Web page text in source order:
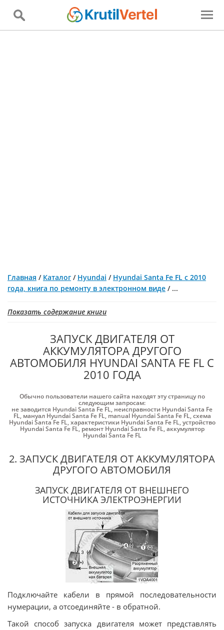
Главная / Каталог / Hyundai / Hyundai Santa Fe FL с 2010
года, книга по ремонту в электронном виде / ...
Показать содержание книги
ЗАПУСК ДВИГАТЕЛЯ ОТ
АККУМУЛЯТОРА ДРУГОГО
АВТОМОБИЛЯ HYUNDAI SANTA FE FL С
2010 ГОДА
Обычно пользователи нашего сайта находят эту страницу по
следующим запросам:
не заводится Hyundai Santa Fe FL, неисправности Hyundai Santa Fe
FL, мануал Hyundai Santa Fe FL, manual Hyundai Santa Fe FL,схема
Hyundai Santa Fe FL,характеристики Hyundai Santa Fe FL,устройство
Hyundai Santa Fe FL, ремонт Hyundai Santa Fe FL,аккумулятор
Hyundai Santa Fe FL
2. ЗАПУСК ДВИГАТЕЛЯ ОТ АККУМУЛЯТОРА
ДРУГОГО АВТОМОБИЛЯ
ЗАПУСК ДВИГАТЕЛЯ ОТ ВНЕШНЕГО
ИСТОЧНИКА ЭЛЕКТРОЭНЕРГИИ
Подключайте кабели в прямой последовательности
нумерации, а отсоединяйте - в обратной.
Такой способ запуска двигателя может представлять